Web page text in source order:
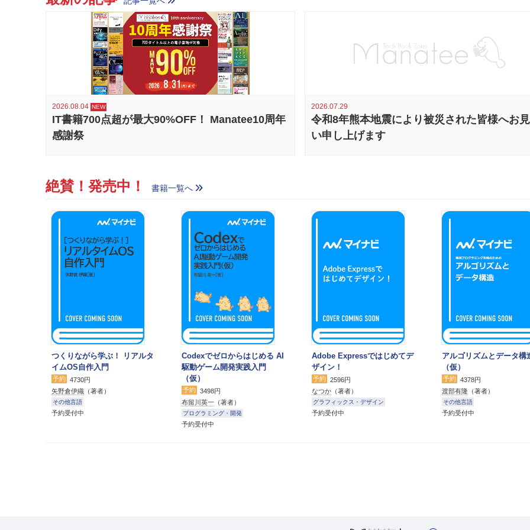
2026.08.04
IT書籍700点超が最大90%OFF！ Manatee10周年
感謝祭
2026.07.29
令和8年熊本地震により被災された皆様へお
い申し上げます
絶賛！発売中！ 書籍一覧へ
つくりながら学ぶ！ リアルタ
イムOS自作入門
予約 4730円
矢野倉伊織 （著者）
その他言語
予約受付中
Codexでゼロからはじめる AI
駆動ゲーム開発実践入門
（仮）
予約 3498円
布留川英一 （著者）
プログラミング・開発
予約受付中
Adobe Expressではじめてデ
ザイン！
予約 2596円
なつか （著者）
グラフィックス・デザイン
予約受付中
アルゴリズムとデータ構
（仮）
予約 4378円
渡部有隆 （著者）
その他言語
予約受付中